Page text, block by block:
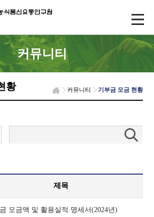
커뮤니티
황 커뮤니티 기부금 모금 현황
제목
모금액 및 활용실적 명세서(2024년)